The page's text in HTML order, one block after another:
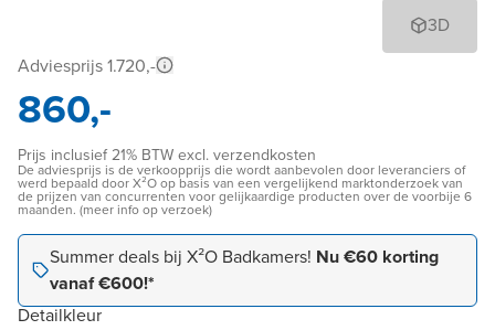
3D
Adviesprijs 1.720,-
860,-
Prijs inclusief 21% BTW excl. verzendkosten
De adviesprijs is de verkoopprijs die wordt aanbevolen door leveranciers of
werd bepaald door X²O op basis van een vergelijkend marktonderzoek van
de prijzen van concurrenten voor gelijkaardige producten over de voorbije 6
maanden. (meer info op verzoek)
Summer deals bij X²O Badkamers! Nu €60 korting
vanaf €600!*
Detailkleur